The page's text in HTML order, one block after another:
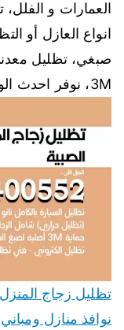
العمارات و
انواع العازل أو
صبغي، تظليل
3M، نوفر احدث الوسائل و الأجهزة للعمل…
نوافذ منازل ومباني